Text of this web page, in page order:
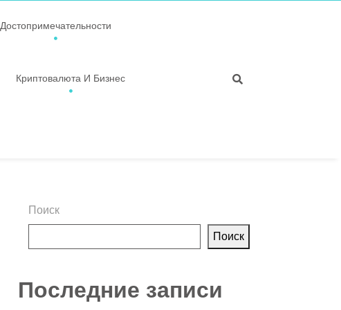
Достопримечательности
Криптовалюта И Бизнес
Поиск
Поиск
Последние записи